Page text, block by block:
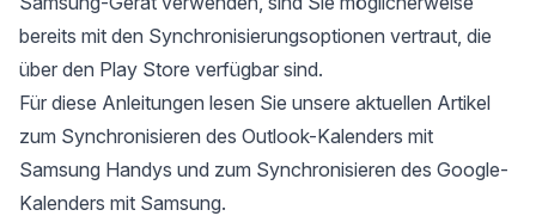
bereits mit den Synchronisierungsoptionen vertraut, die
über den Play Store verfügbar sind.
Für diese Anleitungen lesen Sie unsere aktuellen Artikel
zum Synchronisieren des Outlook-Kalenders mit
Samsung Handys und zum Synchronisieren des Google-
Kalenders mit Samsung.